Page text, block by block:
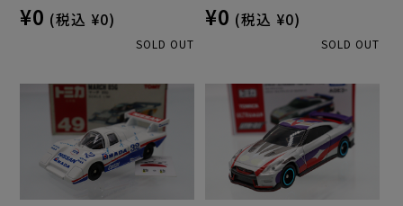
¥0 (税込 ¥0)
SOLD OUT
¥0 (税込 ¥0)
SOLD OUT